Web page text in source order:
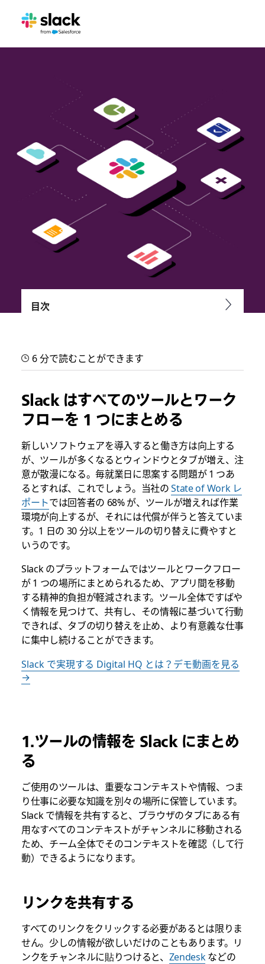
ーを使用する 5 つの方法
効率化する方法を学べます
目次
6 分で読むことができます
Slack はすべてのツールとワーク
フローを 1 つにまとめる
新しいソフトウェアを導入すると働き方は向上する
が、ツールが多くなるとウィンドウとタブが増え、注
意が散漫になる。毎就業日に思案する問題が 1 つあ
るとすれば、これでしょう。当社のState of Work レ
ポートでは回答者の 68% が、ツールが増えれば作業
環境が向上するが、それには代償が伴うと答えていま
す。1 日の 30 分以上をツールの切り替えに費やすと
いうのです。
Slack のプラットフォームではツールとワークフロー
が 1 つの場所にまとめられるため、アプリ間を移動
する精神的負担が軽減されます。ツール全体ですばや
く情報を見つけて、共有し、その情報に基づいて行動
できれば、タブの切り替えを止め、より有意義な仕事
に集中し続けることができます。
Slack で実現する Digital HQ とは？デモ動画を見る
→
1.ツールの情報を Slack にまとめ
る
ご使用のツールは、重要なコンテキストや情報、つま
り仕事に必要な知識を別々の場所に保管しています。
Slack で情報を共有すると、ブラウザのタブにある有
用なすべてのコンテキストがチャンネルに移動される
ため、チーム全体でそのコンテキストを確認（して行
動）できるようになります。
リンクを共有する
すべてのリンクをクリックする必要があるとは限りま
せん。少しの情報が欲しいだけのこともあります。リ
ンクをチャンネルに貼りつけると、 Zendeskなどの